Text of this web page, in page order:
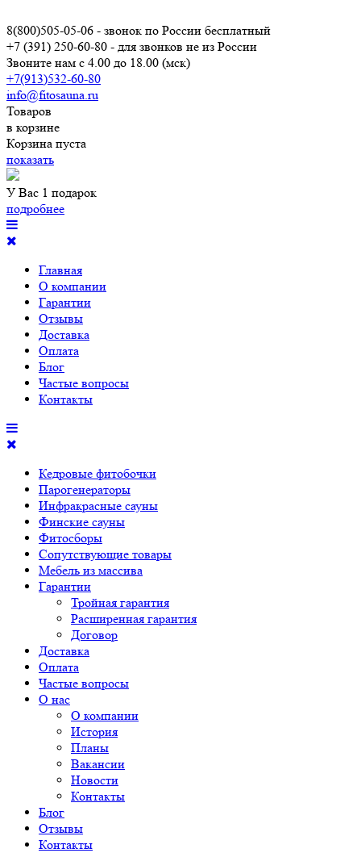
8(800)505-05-06 - звонок по России бесплатный
+7 (391) 250-60-80 - для звонков не из России
Звоните нам с 4.00 до 18.00 (мск)
+7(913)532-60-80
info@fitosauna.ru
Товаров
в корзине
Корзина пуста
показать
У Вас 1 подарок
подробнее
Главная
О компании
Гарантии
Отзывы
Доставка
Оплата
Блог
Частые вопросы
Контакты
Кедровые фитобочки
Парогенераторы
Инфракрасные сауны
Финские сауны
Фитосборы
Сопутствующие товары
Мебель из массива
Гарантии
Тройная гарантия
Расширенная гарантия
Договор
Доставка
Оплата
Частые вопросы
О нас
О компании
История
Планы
Вакансии
Новости
Контакты
Блог
Отзывы
Контакты